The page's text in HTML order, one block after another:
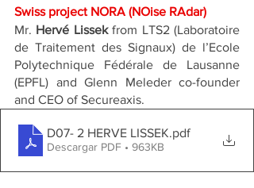
Swiss project NORA (NOise RAdar)
Mr. Hervé Lissek from LTS2 (Laboratoire
de Traitement des Signaux) de l’Ecole
Polytechnique Fédérale de Lausanne
(EPFL) and Glenn Meleder co-founder
and CEO of Secureaxis.
D07- 2 HERVE LISSEK.pdf
Descargar PDF • 963KB